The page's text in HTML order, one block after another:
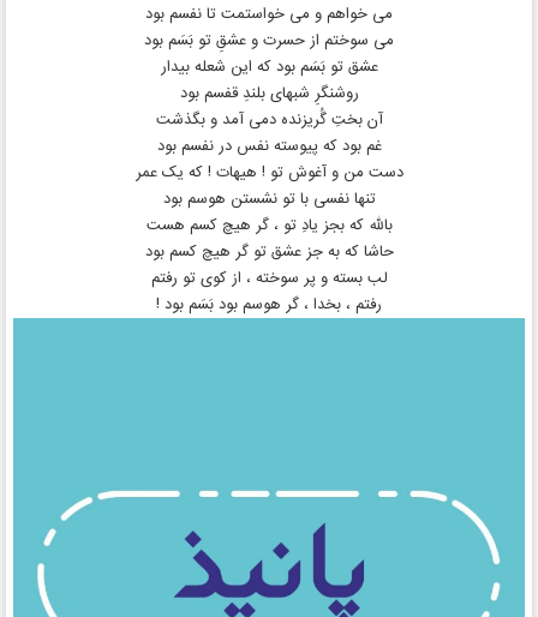
می خواهم و می خواستمت تا نفسم بود
می سوختم از حسرت و عشقِ تو بَسَم بود
عشق تو بَسَم بود که این شعله بیدار
روشنگرِ شبهای بلندِ قفسم بود
آن بختِ گُریزنده دمی آمد و بگذشت
غم بود که پیوسته نفس در نفسم بود
دست من و آغوش تو ! هیهات ! که یک عمر
تنها نفسی با تو نشستن هوسم بود
بالله که بجز یادِ تو ، گر هیچ کسم هست
حاشا که به جز عشق تو گر هیچ کسم بود
لب بسته و پر سوخته ، از کوی تو رفتم
رفتم ، بخدا ، گر هوسم بود بَسَم بود !